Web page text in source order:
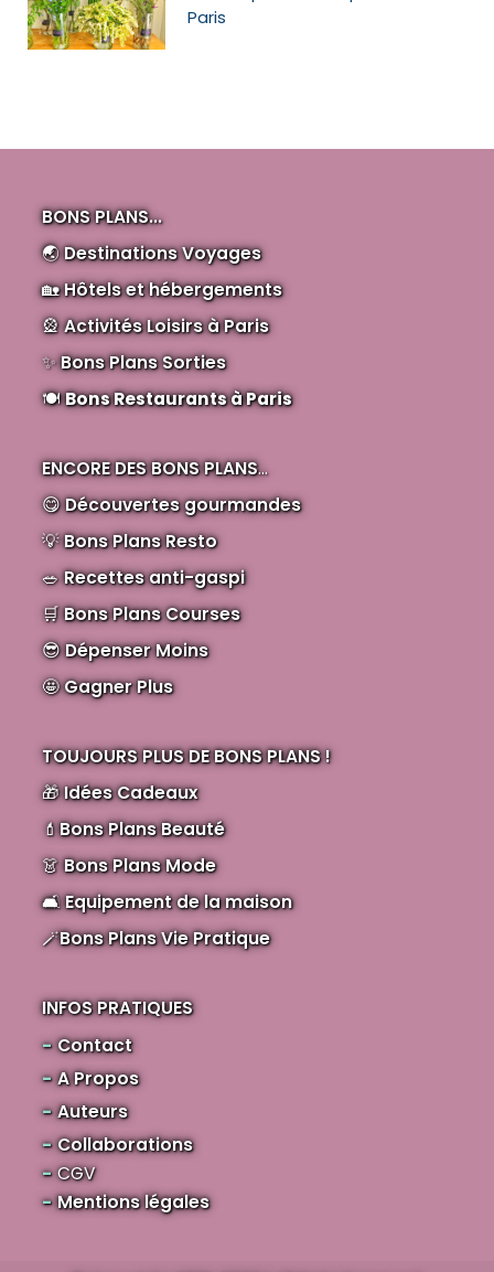
Paris
BONS PLANS...
🌏Destinations Voyages
🏡Hôtels et hébergements
🎡Activités Loisirs à Paris
✨Bons Plans Sorties
🍽️Bons Restaurants à Paris
ENCORE DES BONS PLANS...
😋Découvertes gourmandes
💡Bons Plans Resto
🥗Recettes anti-gaspi
🛒Bons Plans Courses
😎Dépenser Moins
🤩Gagner Plus
TOUJOURS PLUS DE BONS PLANS !
🎁Idées Cadeaux
💄Bons Plans Beauté
👗Bons Plans Mode
🛋️Equipement de la maison
🪄Bons Plans Vie Pratique
INFOS PRATIQUES
Contact
A Propos
Auteurs
Collaborations
CGV
Mentions légales